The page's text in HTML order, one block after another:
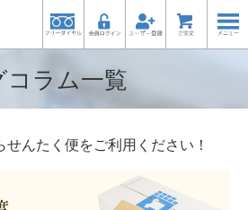
ラム一覧
んたく便をご利用ください！